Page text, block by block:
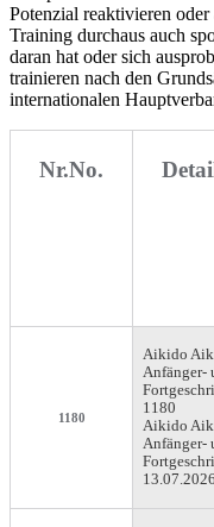
Potenzial reaktivieren
Training durchaus auch
daran hat oder sich
trainieren nach den
internationalen
Nr.No.
1180
Aikido
Anfänger-
1180
Aikido
Anfänger-